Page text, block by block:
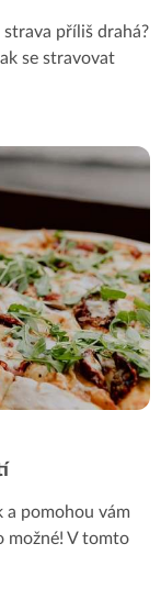
strava příliš drahá?
se stravovat
a pomohou vám
možné! V tomto